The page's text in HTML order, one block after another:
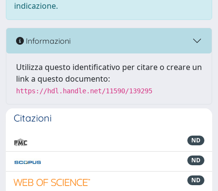
indicazione.
Informazioni
Utilizza questo identificativo per citare o creare un
link a questo documento:
https://hdl.handle.net/11590/139295
Citazioni
ND
ND
ND